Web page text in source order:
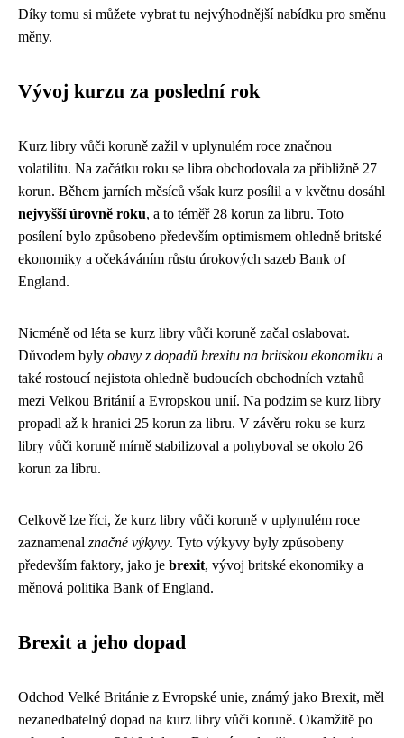
Díky tomu si můžete vybrat tu nejvýhodnější nabídku pro směnu
měny.
Vývoj kurzu za poslední rok
Kurz libry vůči koruně zažil v uplynulém roce značnou
volatilitu. Na začátku roku se libra obchodovala za přibližně 27
korun. Během jarních měsíců však kurz posílil a v květnu dosáhl
nejvyšší úrovně roku, a to téměř 28 korun za libru. Toto
posílení bylo způsobeno především optimismem ohledně britské
ekonomiky a očekáváním růstu úrokových sazeb Bank of
England.
Nicméně od léta se kurz libry vůči koruně začal oslabovat.
Důvodem byly obavy z dopadů brexitu na britskou ekonomiku a
také rostoucí nejistota ohledně budoucích obchodních vztahů
mezi Velkou Británií a Evropskou unií. Na podzim se kurz libry
propadl až k hranici 25 korun za libru. V závěru roku se kurz
libry vůči koruně mírně stabilizoval a pohyboval se okolo 26
korun za libru.
Celkově lze říci, že kurz libry vůči koruně v uplynulém roce
zaznamenal značné výkyvy. Tyto výkyvy byly způsobeny
především faktory, jako je brexit, vývoj britské ekonomiky a
měnová politika Bank of England.
Brexit a jeho dopad
Odchod Velké Británie z Evropské unie, známý jako Brexit, měl
nezanedbatelný dopad na kurz libry vůči koruně. Okamžitě po